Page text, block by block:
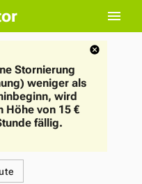
Stornierung
weniger als
wird
Höhe von 15 €
fällig.